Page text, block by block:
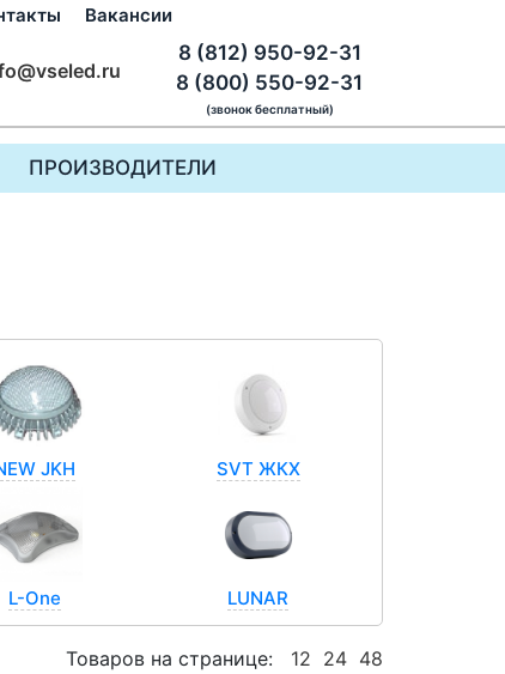
Вакансии
8 (812) 950-92-31
8 (800) 550-92-31
(звонок бесплатный)
ПРОИЗВОДИТЕЛИ
JKH SVT ЖКХ
L-One LUNAR
Товаров на странице: 12 24 48